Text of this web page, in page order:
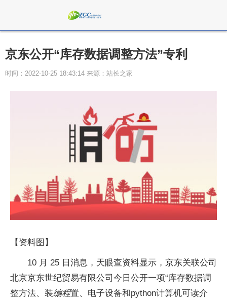
京东公开“库存数据调整方法”专利
时间：2022-10-25 18:43:14 来源：站长之家
【资料图】
10 月 25 日消息，天眼查资料显示，京东关联公司
北京京东世纪贸易有限公司今日公开一项“库存数据调
整方法、装编程置、电子设备和python计算机可读介